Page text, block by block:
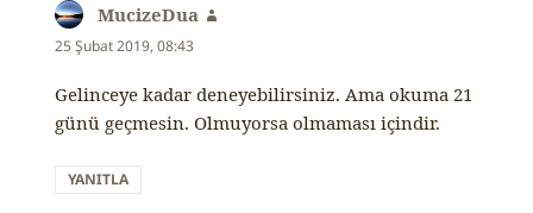
MucizeDua
25 Şubat 2019, 08:43
Gelinceye kadar deneyebilirsiniz. Ama okuma 21
günü geçmesin. Olmuyorsa olmaması içindir.
YANITLA